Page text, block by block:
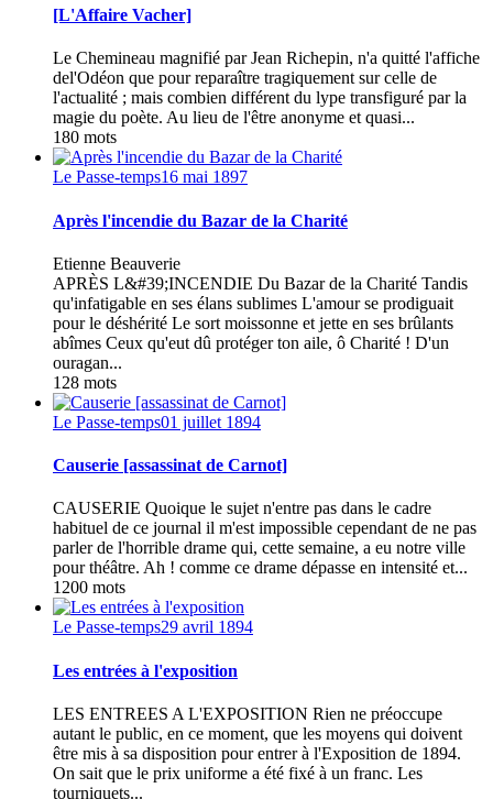
[L'Affaire Vacher]
Le Chemineau magnifié par Jean Richepin, n'a quitté l'affiche
del'Odéon que pour reparaître tragiquement sur celle de
l'actualité ; mais combien différent du lype transfiguré par la
magie du poète. Au lieu de l'être anonyme et quasi...
180 mots
Le Passe-temps16 mai 1897
Après l'incendie du Bazar de la Charité
Etienne Beauverie
APRÈS L&#39;INCENDIE Du Bazar de la Charité Tandis
qu'infatigable en ses élans sublimes L'amour se prodiguait
pour le déshérité Le sort moissonne et jette en ses brûlants
abîmes Ceux qu'eut dû protéger ton aile, ô Charité ! D'un
ouragan...
128 mots
Le Passe-temps01 juillet 1894
Causerie [assassinat de Carnot]
CAUSERIE Quoique le sujet n'entre pas dans le cadre
habituel de ce journal il m'est impossible cependant de ne pas
parler de l'horrible drame qui, cette semaine, a eu notre ville
pour théâtre. Ah ! comme ce drame dépasse en intensité et...
1200 mots
Le Passe-temps29 avril 1894
Les entrées à l'exposition
LES ENTREES A L'EXPOSITION Rien ne préoccupe
autant le public, en ce moment, que les moyens qui doivent
être mis à sa disposition pour entrer à l'Exposition de 1894.
On sait que le prix uniforme a été fixé à un franc. Les
tourniquets...